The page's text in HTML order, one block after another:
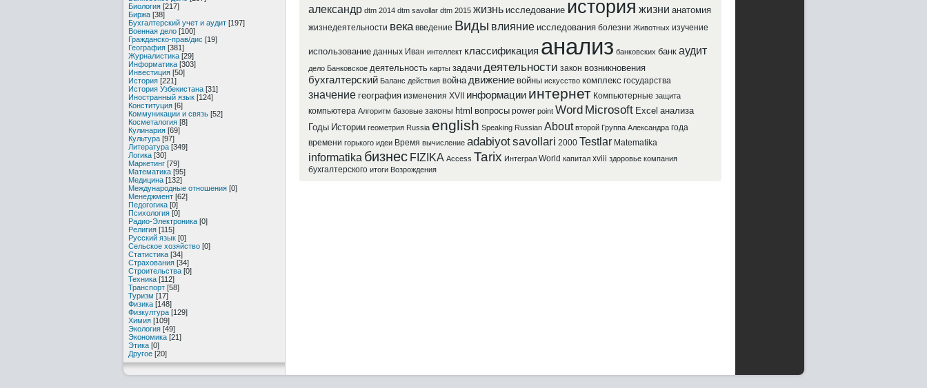
Биология [217]
Биржа [38]
Бухгалтерский учет и аудит [197]
Военная дело [100]
Гражданско-прав/дис [19]
География [381]
Журналистика [29]
Информатика [303]
Инвестиция [50]
История [221]
История Узбекистана [31]
Иностранный язык [124]
Конституция [6]
Коммуникации и связь [52]
Косметалогия [8]
Кулинария [69]
Культура [97]
Литература [349]
Логика [30]
Маркетинг [79]
Математика [95]
Медицина [132]
Международные отношения [0]
Менеджмент [62]
Педогогика [0]
Психология [0]
Радио-Электроника [0]
Религия [115]
Русский язык [0]
Сельское хозяйство [0]
Статистика [34]
Страхования [34]
Строительства [0]
Техника [112]
Транспорт [58]
Туризм [17]
Физика [148]
Физкултура [129]
Химия [109]
Экология [49]
Экономика [21]
Этика [0]
Другое [20]
александр dtm 2014 dtm savollar dtm 2015 жизнь исследование история жизни анатомия
жизнедеятельности века введение Виды влияние исследования болезни Животных изучение
использование данных Иван интеллект классификация анализ банковских банк аудит
дело Банковское деятельность карты задачи деятельности закон возникновения
бухгалтерский Баланс действия война движение войны искусство комплекс государства
значение география изменения XVII информации интернет Компьютерные защита
компьютера Алгоритм базовые законы html вопросы power point Word Microsoft Excel анализа
Годы Истории геометрия Russia english Speaking Russian About второй Группа Александра года
времени горького идеи Время вычисление adabiyotsavollari 2000 Testlar Matematika
informatika бизнес FIZIKA Access Tarix Интеграл World капитал xviii здоровье компания
бухгалтерского итоги Возрождения